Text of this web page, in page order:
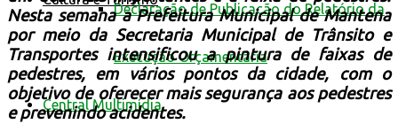
Declaração de Publicação do Relatório da
Execução Orçamentária
Central Multimídia
Nesta semana a Prefeitura Municipal de Mantena
por meio da Secretaria Municipal de Trânsito e
Transportes intensificou apintura de faixas de
pedestres, em vários pontos da cidade, com o
objetivo de oferecer mais segurança aos pedestres
e prevenindo acidentes.